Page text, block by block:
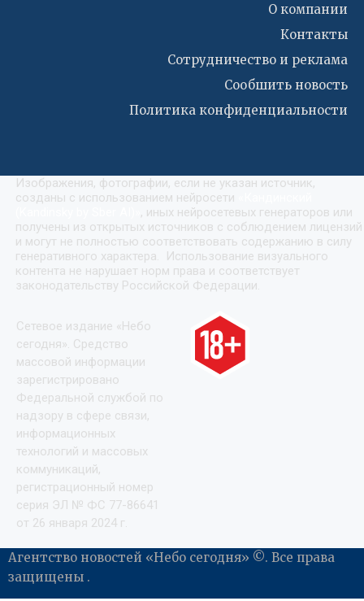
О компании
Контакты
Сотрудничество и реклама
Сообшить новость
Политика конфиденциальности
Изображения, фотографии, если не указан источник,
созданы с использованием нейросети
, иных нейросетевых генераторов или
получены из открытых источников с соблюдением лицензий
и могут не полностью соответствовать содержанию в силу
генеративного характера. Использование визуального
контента не нарушает норм права и соответствует
законодательству Российской Федерации.
Сетевое издание «Небо
сегодня». Средство
массовой информации
зарегистрировано
Федеральной службой по
надзору в сфере связи,
информационных
технологий и массовых
коммуникаций,
регистрационный номер
серия ЭЛ № ФС 77-86641
от 26 января 2024 г.
Агентство новостей «Небо сегодня» ©. Все права
защищены .